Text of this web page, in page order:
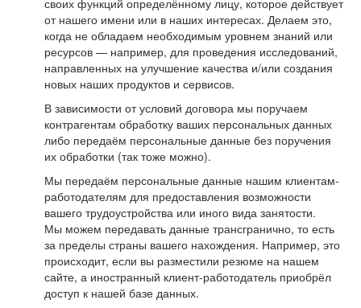
своих функций определённому лицу, которое действует
от нашего имени или в наших интересах. Делаем это,
когда не обладаем необходимым уровнем знаний или
ресурсов — например, для проведения исследований,
направленных на улучшение качества и/или создания
новых наших продуктов и сервисов.
В зависимости от условий договора мы поручаем
контрагентам обработку ваших персональных данных
либо передаём персональные данные без поручения
их обработки (так тоже можно).
Мы передаём персональные данные нашим клиентам-
работодателям для предоставления возможности
вашего трудоустройства или иного вида занятости.
Мы можем передавать данные трансгранично, то есть
за пределы страны вашего нахождения. Например, это
происходит, если вы разместили резюме на нашем
сайте, а иностранный клиент-работодатель приобрёл
доступ к нашей базе данных.